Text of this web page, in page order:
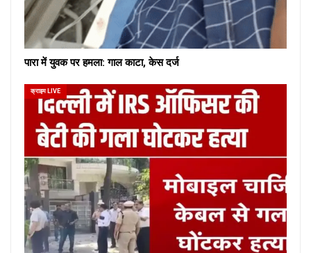
पारा में युवक पर हमला: गाल काटा, केस दर्ज
क्राइम LIVE